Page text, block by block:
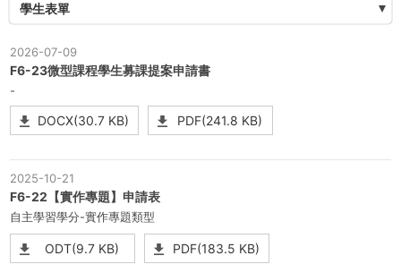
學生表單
2026-07-09
F6-23微型課程學生募課提案申請書
-
DOCX(30.7 KB) PDF(241.8 KB)
2025-10-21
F6-22【實作專題】申請表
自主學習學分-實作專題類型
ODT(9.7 KB) PDF(183.5 KB)